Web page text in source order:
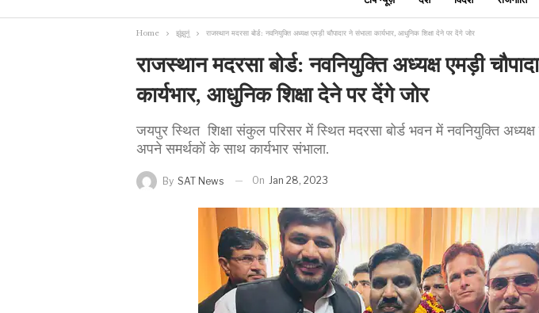
Home झुंझुनूं राजस्थान मदरसा बोर्ड: नवनियुक्ति अध्यक्ष एमड़ी चौपादार ने संभाला कार्यभार, आधुनिक शिक्षा देने पर देंगे जोर
राजस्थान मदरसा बोर्ड: नवनियुक्ति अध्यक्ष एमड़ी
कार्यभार, आधुनिक शिक्षा देने पर देंगे जोर
जयपुर स्थित शिक्षा संकुल परिसर में स्थित मदरसा बोर्ड भवन में नवनियुक्ति अध्यक्ष
अपने समर्थकों के साथ कार्यभार संभाला.
By SAT News On Jan 28, 2023